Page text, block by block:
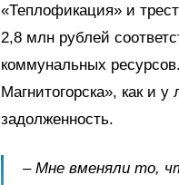
«Теплофикация» и
2,8 млн рублей
коммунальных
Магнитогорска», как и
задолженность.
– Мне вменяли то,